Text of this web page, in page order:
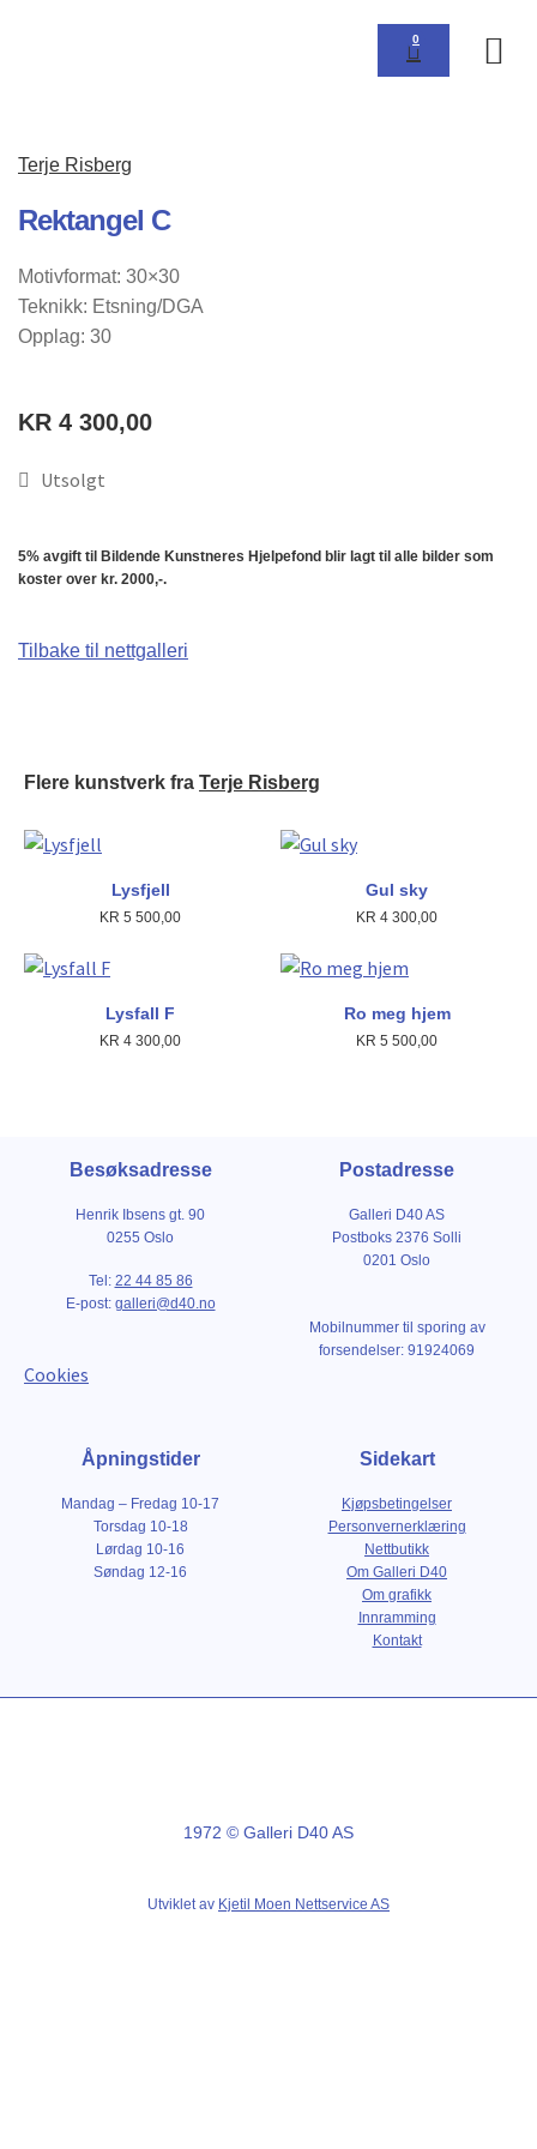
0
Terje Risberg
Rektangel C
Motivformat: 30×30
Teknikk: Etsning/DGA
Opplag: 30
KR 4 300,00
Utsolgt
5% avgift til Bildende Kunstneres Hjelpefond blir lagt til alle bilder som
koster over kr. 2000,-.
Tilbake til nettgalleri
Flere kunstverk fra Terje Risberg
Lysfjell
KR 5 500,00
Gul sky
KR 4 300,00
Lysfall F
KR 4 300,00
Ro meg hjem
KR 5 500,00
Besøksadresse
Henrik Ibsens gt. 90
0255 Oslo
Tel: 22 44 85 86
E-post: galleri@d40.no
Cookies
Postadresse
Galleri D40 AS
Postboks 2376 Solli
0201 Oslo
Mobilnummer til sporing av
forsendelser: 91924069
Åpningstider
Mandag – Fredag 10-17
Torsdag 10-18
Lørdag 10-16
Søndag 12-16
Sidekart
Kjøpsbetingelser
Personvernerklæring
Nettbutikk
Om Galleri D40
Om grafikk
Innramming
Kontakt
1972 © Galleri D40 AS
Utviklet av Kjetil Moen Nettservice AS